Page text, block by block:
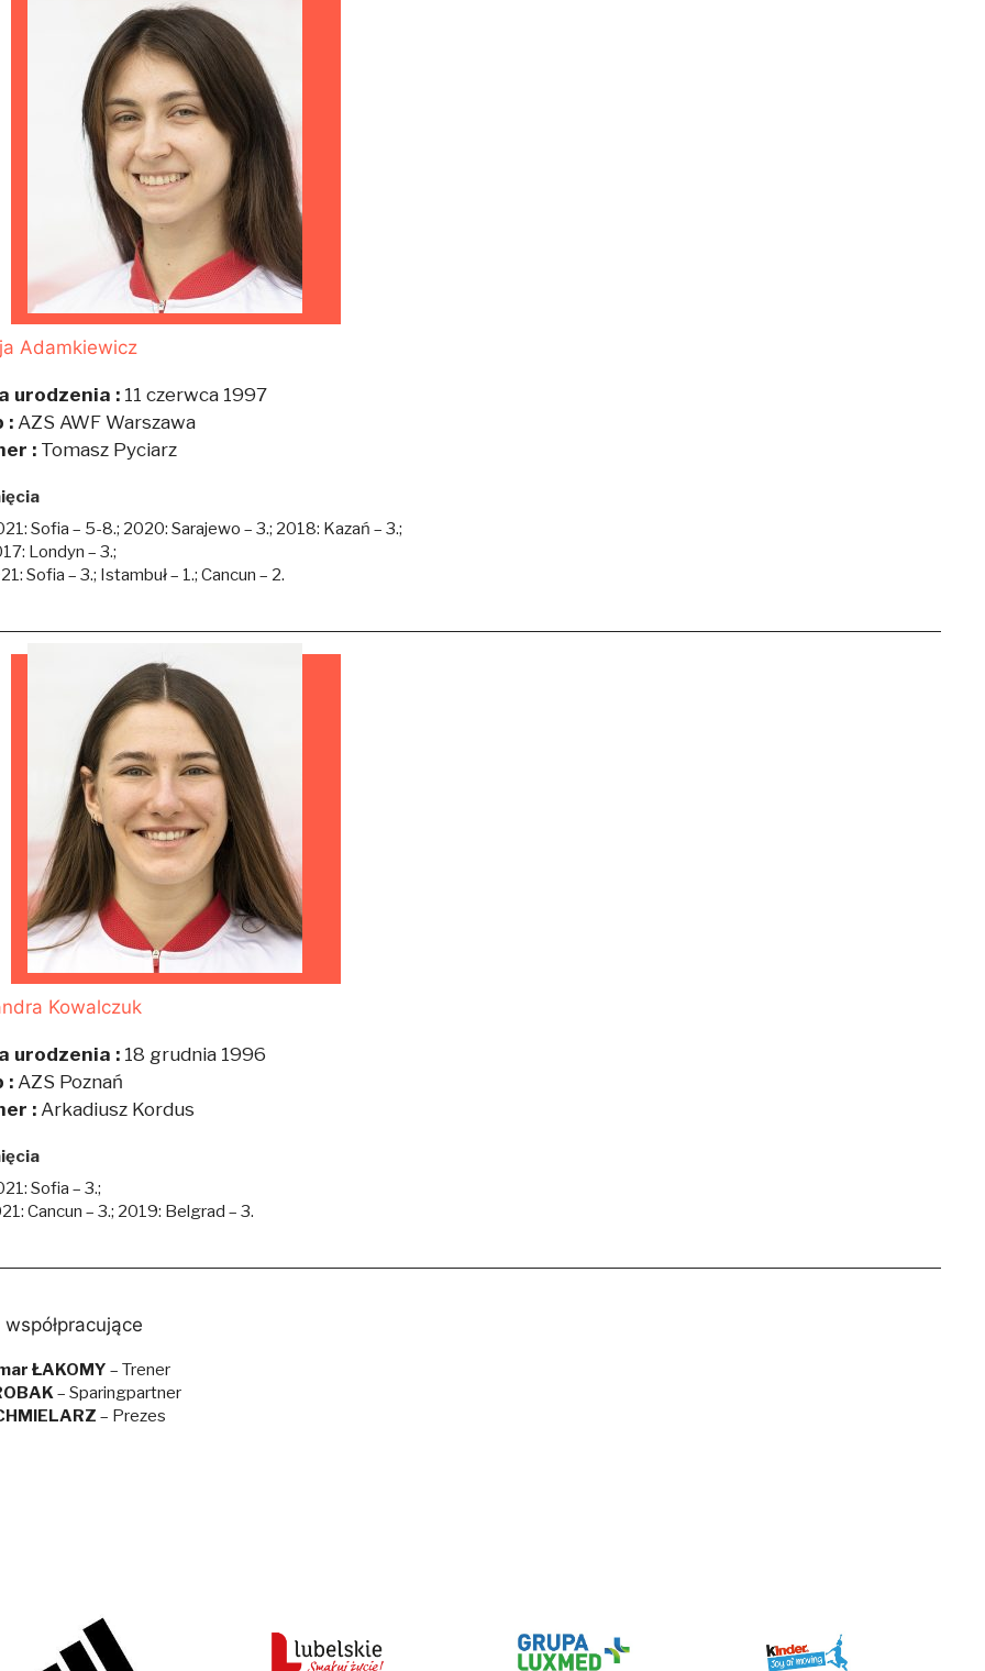
Adamkiewicz
urodzenia : 11 czerwca 1997
: AZS AWF Warszawa
: Tomasz Pyciarz
Sofia – 5-8.; 2020: Sarajewo – 3.; 2018: Kazań – 3.;
Londyn – 3.;
Sofia – 3.; Istambuł – 1.; Cancun – 2.
Kowalczuk
urodzenia : 18 grudnia 1996
: AZS Poznań
: Arkadiusz Kordus
Sofia – 3.;
Cancun – 3.; 2019: Belgrad – 3.
ŁAKOMY – Trener
– Sparingpartner
– Prezes